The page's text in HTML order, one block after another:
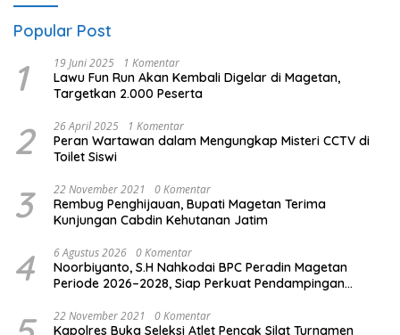
Popular Post
1 19 Juni 2025 1 Komentar
Lawu Fun Run Akan Kembali Digelar di Magetan,
Targetkan 2.000 Peserta
2 26 April 2025 1 Komentar
Peran Wartawan dalam Mengungkap Misteri CCTV di
Toilet Siswi
3 22 November 2021 0 Komentar
Rembug Penghijauan, Bupati Magetan Terima
Kunjungan Cabdin Kehutanan Jatim
4 6 Agustus 2026 0 Komentar
Noorbiyanto, S.H Nahkodai BPC Peradin Magetan
Periode 2026–2028, Siap Perkuat Pendampingan
22 November 2021 0 Komentar
Kapolres Buka Seleksi Atlet Pencak Silat Turnamen